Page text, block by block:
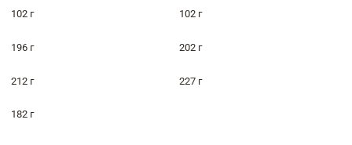
102 г 102 г
196 г 202 г
212 г 227 г
182 г